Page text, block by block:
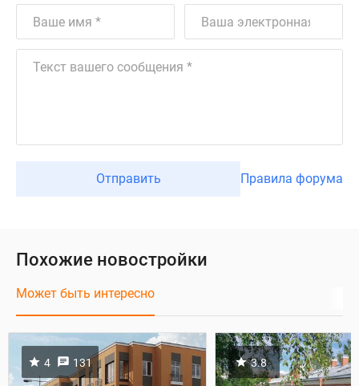
Отправить Правила форума
Похожие новостройки
Может быть интересно
4 131 3.8